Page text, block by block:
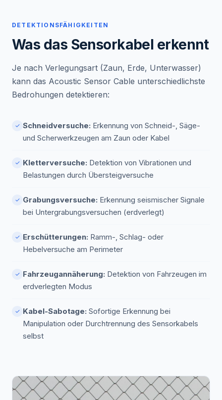
DETEKTIONSFÄHIGKEITEN
Was das Sensorkabel erkennt
Je nach Verlegungsart (Zaun, Erde, Unterwasser)
kann das Acoustic Sensor Cable unterschiedlichste
Bedrohungen detektieren:
✓ Schneidversuche: Erkennung von Schneid-, Säge-
und Scherwerkzeugen am Zaun oder Kabel
✓ Kletterversuche: Detektion von Vibrationen und
Belastungen durch Übersteigversuche
✓ Grabungsversuche: Erkennung seismischer Signale
bei Untergrabungsversuchen (erdverlegt)
✓ Erschütterungen: Ramm-, Schlag- oder
Hebelversuche am Perimeter
✓ Fahrzeugannäherung: Detektion von Fahrzeugen im
erdverlegten Modus
✓ Kabel-Sabotage: Sofortige Erkennung bei
Manipulation oder Durchtrennung des Sensorkabels
selbst